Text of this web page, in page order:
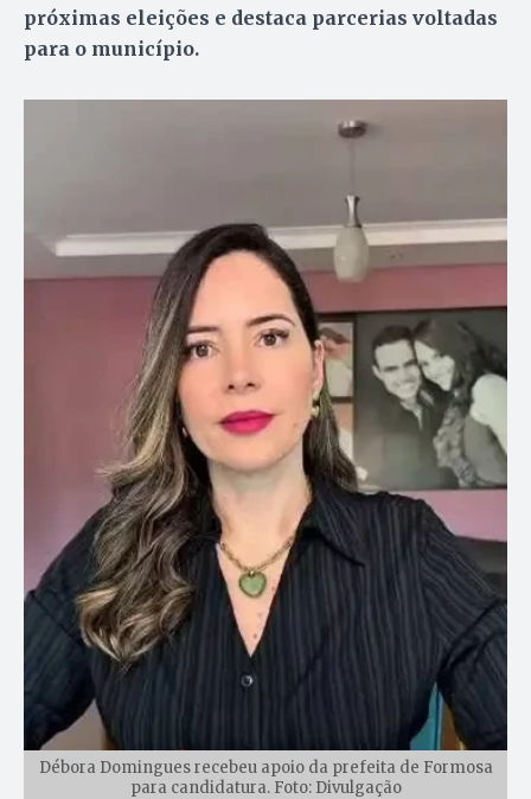
próximas eleições e destaca parcerias voltadas
para o município.
Débora Domingues recebeu apoio da prefeita de Formosa
para candidatura. Foto: Divulgação